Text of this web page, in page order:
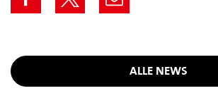
ALLE NEWS